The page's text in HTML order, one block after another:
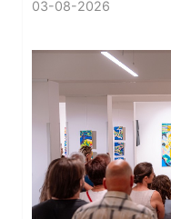
03-08-2026